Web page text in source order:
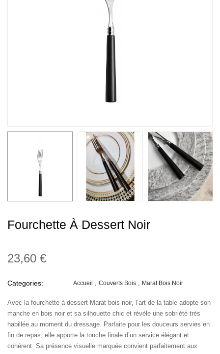
Fourchette À Dessert Noir
23,60 €
Categories: Accueil Couverts Bois Marat Bois Noir
Avec la fourchette à dessert Marat bois noir, l’art de la table adopte son
manche en bois noir et sa silhouette chic et révèle une sobriété très
habillée au moment du dressage. Parfaite pour les douceurs servies en
fin de repas, elle apporte la touche finale d’un service élégant et
cohérent. Sa présence visuelle marquée convient parfaitement aux